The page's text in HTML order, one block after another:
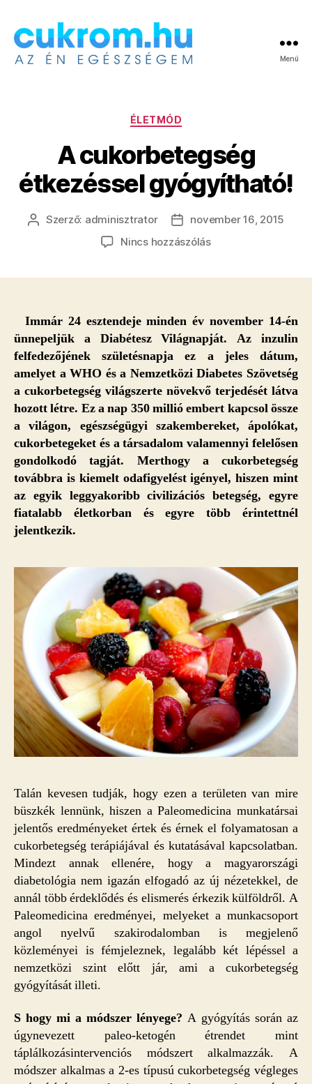
Menü
Kategóriák
ÉLETMÓD
A cukorbetegség
étkezéssel gyógyítható!
Bejegyzés
Szerző: adminisztrator
Bejegyzés
dátuma
november 16, 2015
Nincs hozzászólása(z)
bejegyzéshez
Immár 24 esztendeje minden év november 14-én
ünnepeljük a Diabétesz Világnapját. Az inzulin
felfedezőjének születésnapja ez a jeles dátum,
amelyet a WHO és a Nemzetközi Diabetes Szövetség
a cukorbetegség világszerte növekvő terjedését látva
hozott létre. Ez a nap 350 millió embert kapcsol össze
a világon, egészségügyi szakembereket, ápolókat,
cukorbetegeket és a társadalom valamennyi felelősen
gondolkodó tagját. Merthogy a cukorbetegség
továbbra is kiemelt odafigyelést igényel, hiszen mint
az egyik leggyakoribb civilizációs betegség, egyre
fiatalabb életkorban és egyre több érintettnél
jelentkezik.
Talán kevesen tudják, hogy ezen a területen van mire
büszkék lennünk, hiszen a Paleomedicina munkatársai
jelentős eredményeket értek és érnek el folyamatosan a
cukorbetegség terápiájával és kutatásával kapcsolatban.
Mindezt annak ellenére, hogy a magyarországi
diabetológia nem igazán elfogadó az új nézetekkel, de
annál több érdeklődés és elismerés érkezik külföldről. A
Paleomedicina eredményei, melyeket a munkacsoport
angol nyelvű szakirodalomban is megjelenő
közleményei is fémjeleznek, legalább két lépéssel a
nemzetközi szint előtt jár, ami a cukorbetegség
gyógyítását illeti.
S hogy mi a módszer lényege? A gyógyítás során az
úgynevezett paleo-ketogén étrendet mint
táplálkozásintervenciós módszert alkalmazzák. A
módszer alkalmas a 2-es típusú cukorbetegség végleges